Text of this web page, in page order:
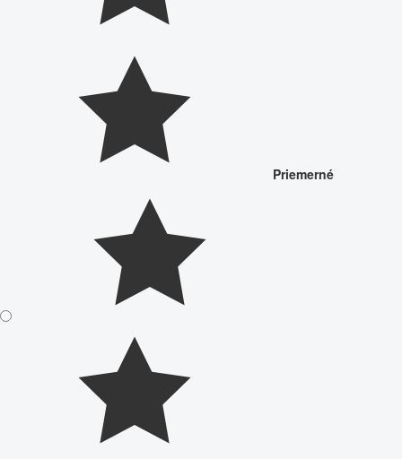
Priemerné